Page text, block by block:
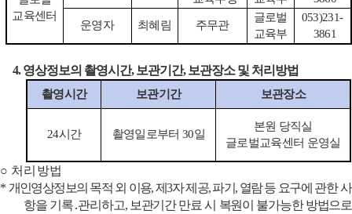
교육센터
운영자 최혜림 주무관
글로벌
교육부
053)231-
3861
4.영상정보의 촬영시간, 보관기간, 보관장소 및 처리방법
촬영시간 보관기간 보관장소
24시간 촬영일로부터 30일
본원 당직실
글로벌교육센터 운영실
○ 처리방법
* 개인영상정보의 목적 외 이용,제3자 제공,파기 , 열람 등 요구에 관한 사
항을 기록․관리하고, 보관기간 만료 시 복원이 불가능한 방법으로